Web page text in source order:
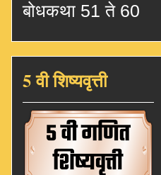
बोधकथा 51 ते 60
5 वी शिष्यवृत्ती